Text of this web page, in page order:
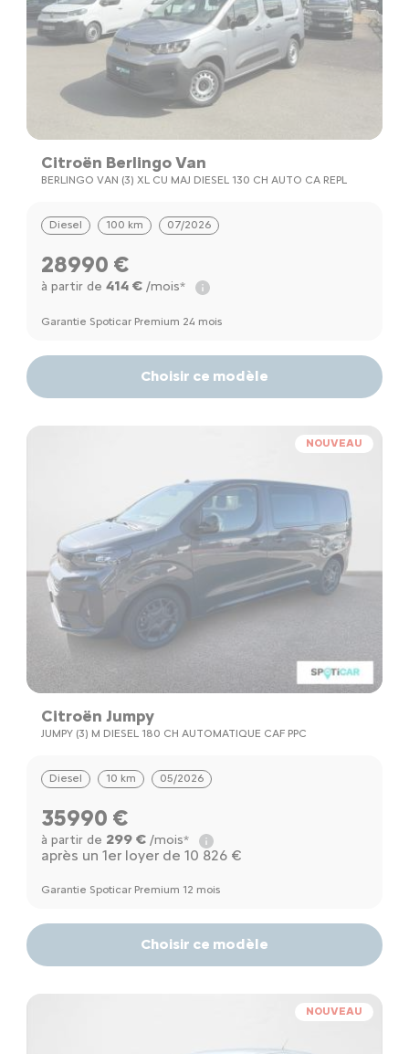
Citroën Berlingo Van
BERLINGO VAN (3) XL CU MAJ DIESEL 130 CH AUTO CA REPL
Diesel 100 km 07/2026
28990 €
à partir de 414 €/mois*
Garantie Spoticar Premium 24 mois
Choisir ce modèle
NOUVEAU
Citroën Jumpy
JUMPY (3) M DIESEL 180 CH AUTOMATIQUE CAF PPC
Diesel 10 km 05/2026
35990 €
à partir de 299 €/mois*
après un 1er loyer de 10 826 €
Garantie Spoticar Premium 12 mois
Choisir ce modèle
NOUVEAU